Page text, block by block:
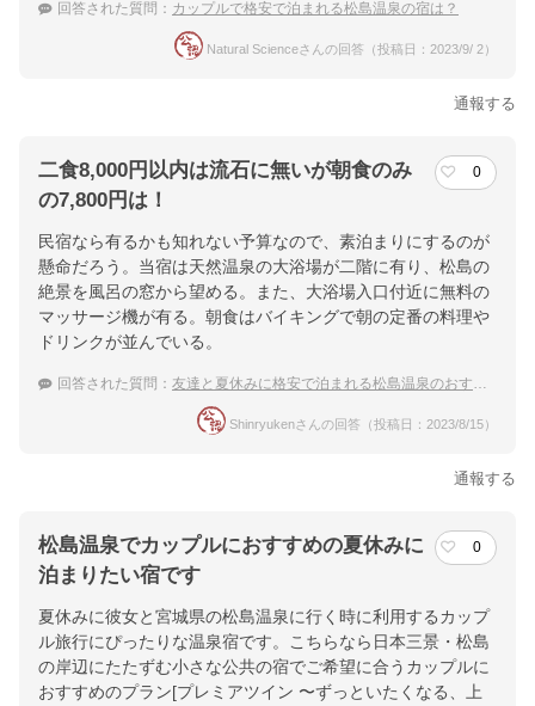
回答された質問： カップルで格安で泊まれる松島温泉の宿は？
Natural Scienceさんの回答（投稿日：2023/9/ 2）
通報する
二食8,000円以内は流石に無いが朝食のみ
の7,800円は！
0
民宿なら有るかも知れない予算なので、素泊まりにするのが
懸命だろう。当宿は天然温泉の大浴場が二階に有り、松島の
絶景を風呂の窓から望める。また、大浴場入口付近に無料の
マッサージ機が有る。朝食はバイキングで朝の定番の料理や
ドリンクが並んでいる。
回答された質問： 友達と夏休みに格安で泊まれる松島温泉のおすすめ宿
Shinryukenさんの回答（投稿日：2023/8/15）
通報する
松島温泉でカップルにおすすめの夏休みに
泊まりたい宿です
0
夏休みに彼女と宮城県の松島温泉に行く時に利用するカップ
ル旅行にぴったりな温泉宿です。こちらなら日本三景・松島
の岸辺にたたずむ小さな公共の宿でご希望に合うカップルに
おすすめのプラン[プレミアツイン 〜ずっといたくなる、上